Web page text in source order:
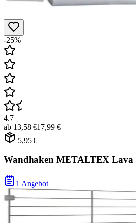
-25%
4.7
ab 13,58 €17,99 €
5,95 €
Wandhaken METALTEX Lava
1 Angebot